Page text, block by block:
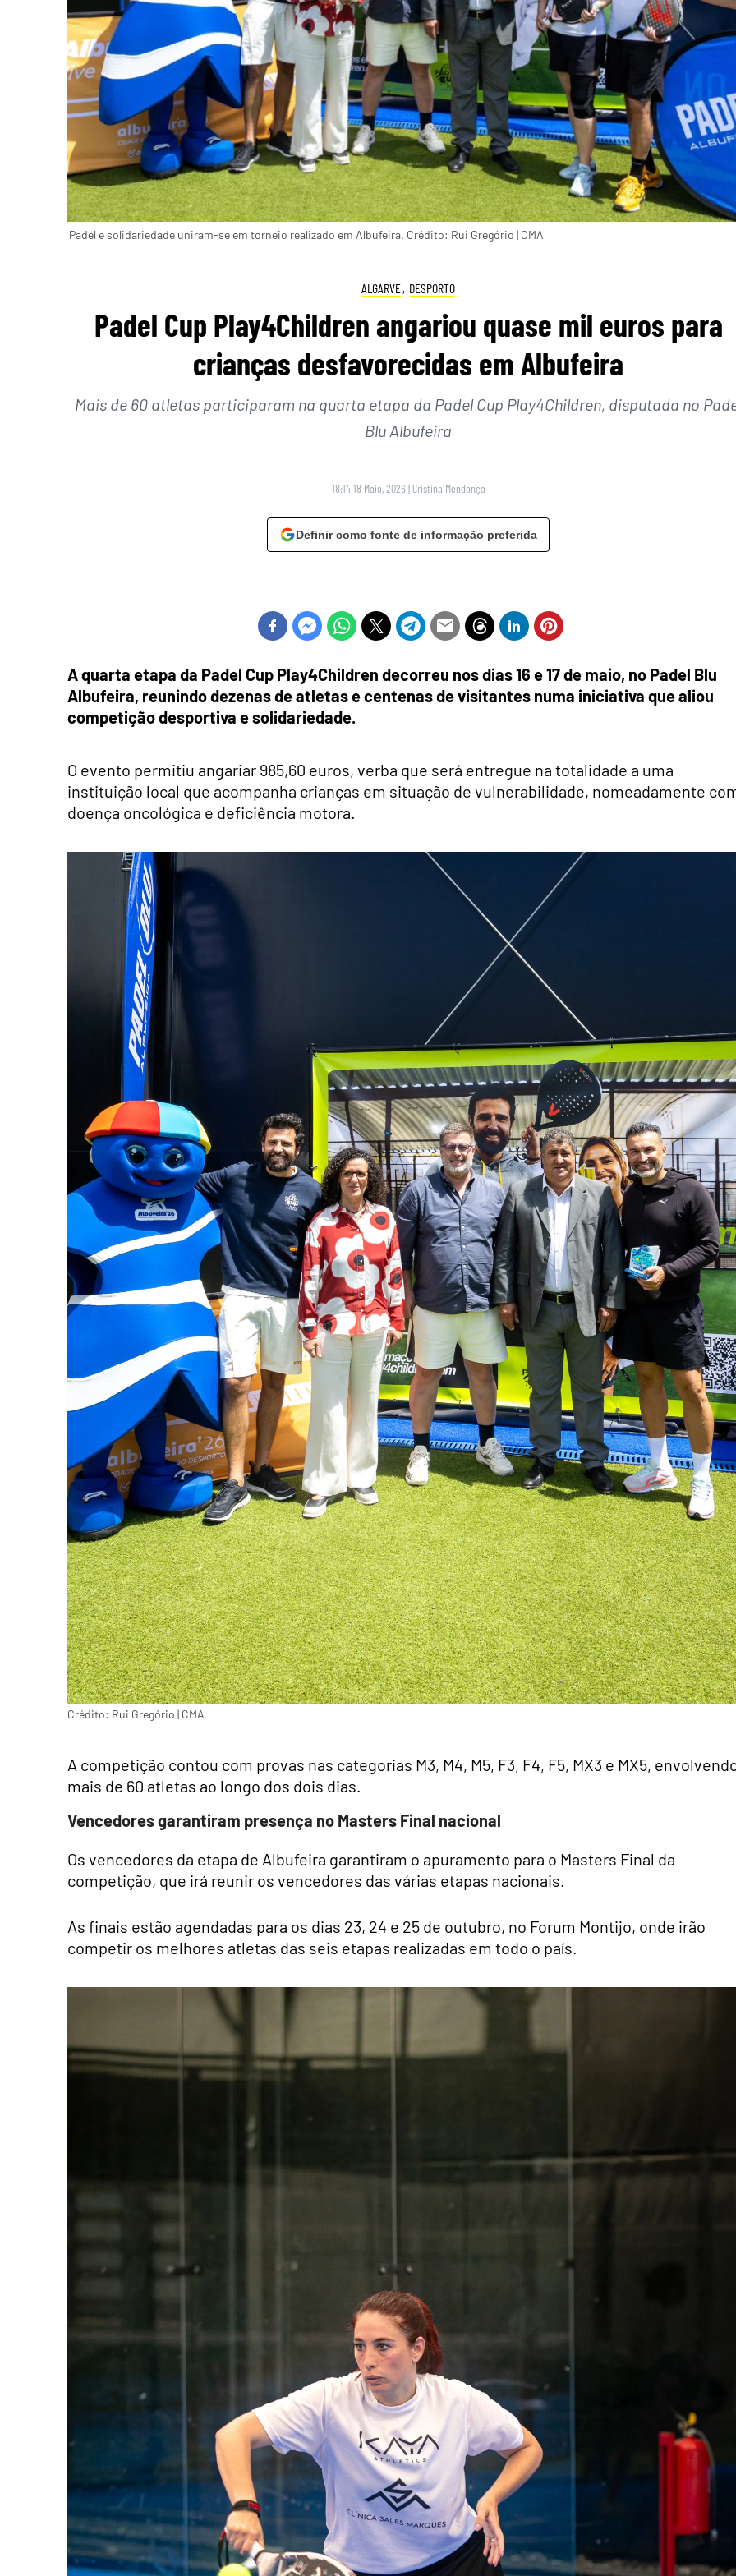
Padel e solidariedade uniram-se em torneio realizado em Albufeira. Crédito: Rui Gregório | CMA
ALGARVE, DESPORTO
Padel Cup Play4Children angariou quase mil euros para
crianças desfavorecidas em Albufeira
Mais de 60 atletas participaram na quarta etapa da Padel Cup Play4Children, disputada no
Blu Albufeira
18:14 18 Maio, 2026 | Cristina Mendonça
Definir como fonte de informação preferida
A quarta etapa da Padel Cup Play4Children decorreu nos dias 16 e 17 de maio, no Padel Blu
Albufeira, reunindo dezenas de atletas e centenas de visitantes numa iniciativa que aliou
competição desportiva e solidariedade.
O evento permitiu angariar 985,60 euros, verba que será entregue na totalidade a uma
instituição local que acompanha crianças em situação de vulnerabilidade, nomeadamente
doença oncológica e deficiência motora.
Crédito: Rui Gregório | CMA
A competição contou com provas nas categorias M3, M4, M5, F3, F4, F5, MX3 e MX5,
mais de 60 atletas ao longo dos dois dias.
Vencedores garantiram presença no Masters Final nacional
Os vencedores da etapa de Albufeira garantiram o apuramento para o Masters Final da
competição, que irá reunir os vencedores das várias etapas nacionais.
As finais estão agendadas para os dias 23, 24 e 25 de outubro, no Forum Montijo, onde irão
competir os melhores atletas das seis etapas realizadas em todo o país.